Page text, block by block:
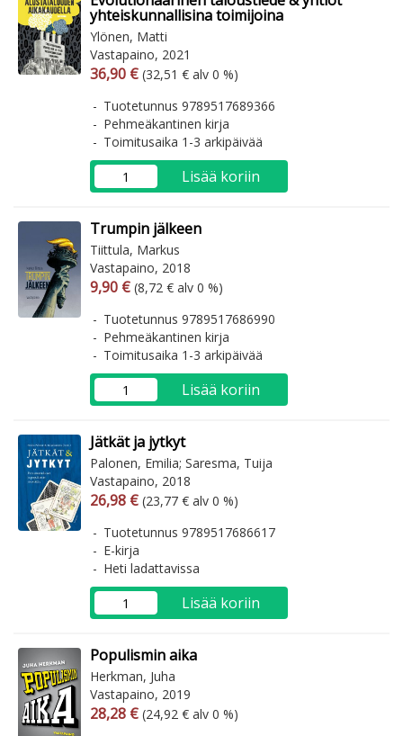
yhteiskunnallisina toimijoina
Ylönen, Matti
Vastapaino, 2021
Arvonlisäverollinen hinta
36,90 € Arvonlisäveroton hinta
(32,51 € alv 0 %)
Tuotetunnus 9789517689366
Pehmeäkantinen kirja
Toimitusaika 1-3 arkipäivää
Lisää koriin
Trumpin jälkeen
Tiittula, Markus
Vastapaino, 2018
Arvonlisäverollinen hinta
9,90 € Arvonlisäveroton hinta
(8,72 € alv 0 %)
Tuotetunnus 9789517686990
Pehmeäkantinen kirja
Toimitusaika 1-3 arkipäivää
Lisää koriin
Jätkät ja jytkyt
Palonen, Emilia; Saresma, Tuija
Vastapaino, 2018
Arvonlisäverollinen hinta
26,98 € Arvonlisäveroton hinta
(23,77 € alv 0 %)
Tuotetunnus 9789517686617
E-kirja
Heti ladattavissa
Lisää koriin
Populismin aika
Herkman, Juha
Vastapaino, 2019
Arvonlisäverollinen hinta
28,28 € Arvonlisäveroton hinta
(24,92 € alv 0 %)